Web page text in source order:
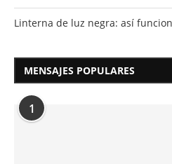
Linterna de luz negra: así
MENSAJES POPULARES
1